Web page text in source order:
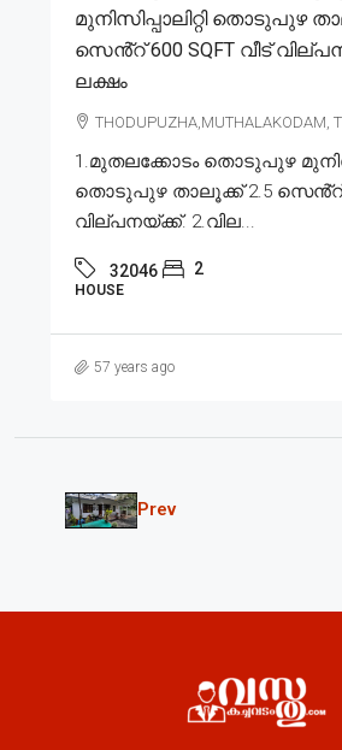
മുനിസിപ്പാലിറ്റി തൊടുപുഴ
സെൻ്റ് 600 SQFT വീട്
ലക്ഷം
THODUPUZHA,MUTHALAKODAM,
1.മുതലക്കോടം തൊടുപുഴ
തൊടുപുഴ താലൂക്ക് 2.5 സെൻ്റ്
വില്പനയ്ക്ക്. 2.വില...
32046 2
HOUSE
57 years ago
Prev